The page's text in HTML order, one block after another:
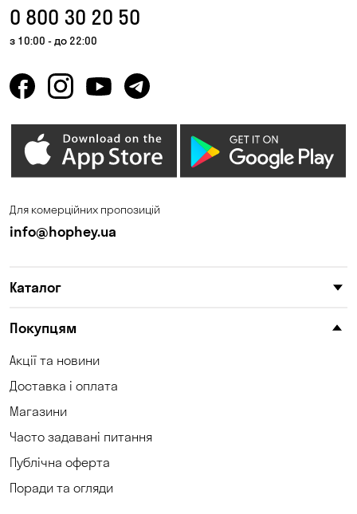
0 800 30 20 50
з 10:00 - до 22:00
Для комерційних пропозицій
info@hophey.ua
Каталог
Покупцям
Акції та новини
Доставка і оплата
Магазини
Часто задавані питання
Публічна оферта
Поради та огляди